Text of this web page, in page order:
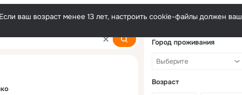
ваш возраст менее 13 лет, настроить cookie-файлы должен ваш
Город проживания
Возраст